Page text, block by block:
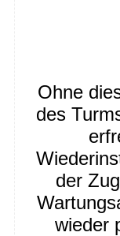
Ohne
des
der
wieder